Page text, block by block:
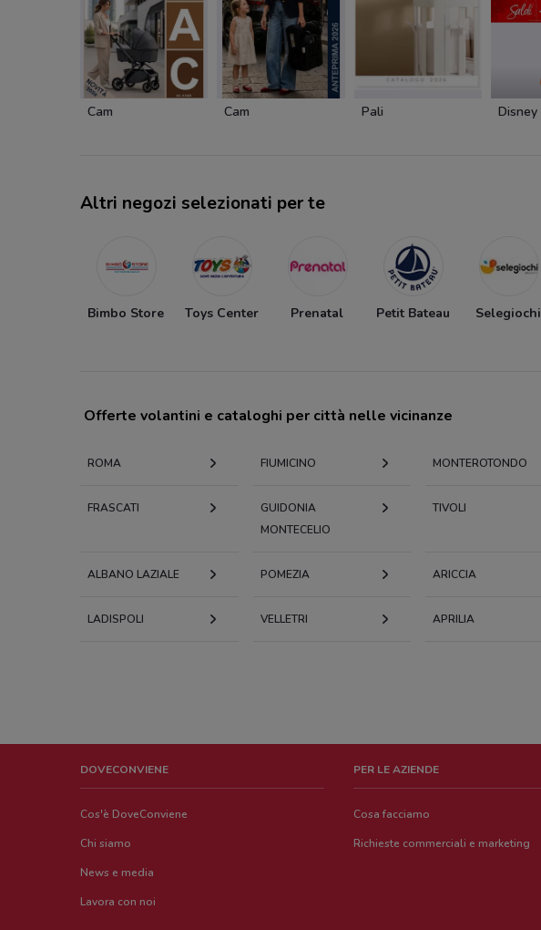
Cam Cam Pali Disney
Altri negozi selezionati per te
Bimbo Store Toys Center Prenatal Petit Bateau Selegiochi
Offerte volantini e cataloghi per città nelle vicinanze
ROMA FIUMICINO MONTEROTONDO
FRASCATI
GUIDONIA
MONTECELIO
TIVOLI
ALBANO LAZIALE POMEZIA ARICCIA
LADISPOLI VELLETRI APRILIA
DOVECONVIENE
Cos'è DoveConviene
Chi siamo
News e media
Lavora con noi
PER LE AZIENDE
Cosa facciamo
Richieste commerciali e marketing